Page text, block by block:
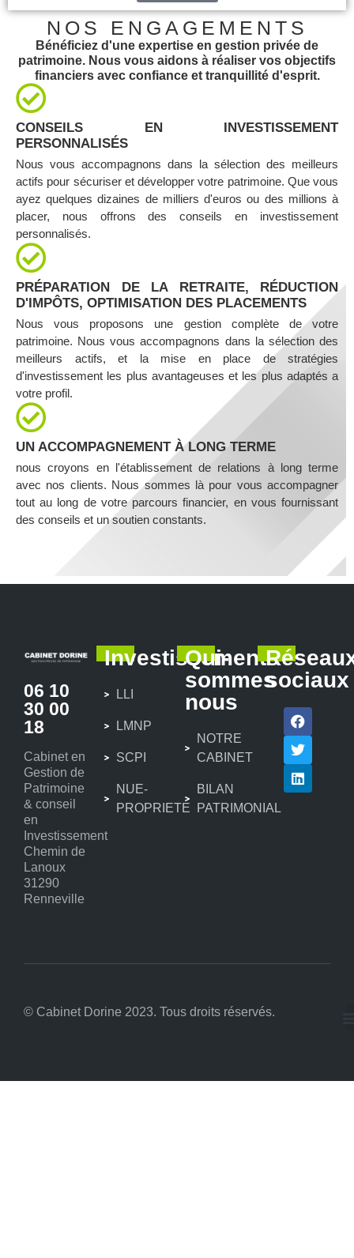
NOS ENGAGEMENTS
Bénéficiez d'une expertise en gestion privée de
patrimoine. Nous vous aidons à réaliser vos objectifs
financiers avec confiance et tranquillité d'esprit.
CONSEILS EN INVESTISSEMENT
PERSONNALISÉS
Nous vous accompagnons dans la sélection des meilleurs
actifs pour sécuriser et développer votre patrimoine. Que vous
ayez quelques dizaines de milliers d'euros ou des millions à
placer, nous offrons des conseils en investissement
personnalisés.
PRÉPARATION DE LA RETRAITE, RÉDUCTION
D'IMPÔTS, OPTIMISATION DES PLACEMENTS
Nous vous proposons une gestion complète de votre
patrimoine. Nous vous accompagnons dans la sélection des
meilleurs actifs, et la mise en place de stratégies
d'investissement les plus avantageuses et les plus adaptés a
votre profil.
UN ACCOMPAGNEMENT À LONG TERME
nous croyons en l'établissement de relations à long terme
avec nos clients. Nous sommes là pour vous accompagner
tout au long de votre parcours financier, en vous fournissant
des conseils et un soutien constants.
06 10
30 00
18
Cabinet en
Gestion de
Patrimoine
& conseil
en
Investissement
Chemin de
Lanoux
31290
Renneville
Investissements
LLI
LMNP
SCPI
NUE-
PROPRIETE
Qui-
sommes
nous
NOTRE
CABINET
BILAN
PATRIMONIAL
sociaux
© Cabinet Dorine 2023. Tous droits réservés.